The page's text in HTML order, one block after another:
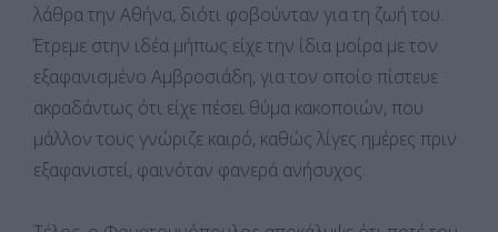
λάθρα την Αθήνα, διότι φοβούνταν για τη ζωή του.
Έτρεμε στην ιδέα μήπως είχε την ίδια μοίρα με τον
εξαφανισμένο Αμβροσιάδη, για τον οποίο πίστευε
ακραδάντως ότι είχε πέσει θύμα κακοποιών, που
μάλλον τους γνώριζε καιρό, καθώς λίγες ημέρες πριν
εξαφανιστεί, φαινόταν φανερά ανήσυχος.